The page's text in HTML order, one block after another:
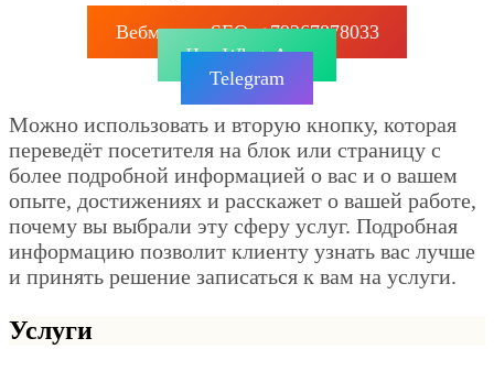
Вебмастер SEO: +79267878033
Чат WhatsApp
Telegram
Можно использовать и вторую кнопку, которая
переведёт посетителя на блок или страницу с
более подробной информацией о вас и о вашем
опыте, достижениях и расскажет о вашей работе,
почему вы выбрали эту сферу услуг. Подробная
информацию позволит клиенту узнать вас лучше
и принять решение записаться к вам на услуги.
Услуги